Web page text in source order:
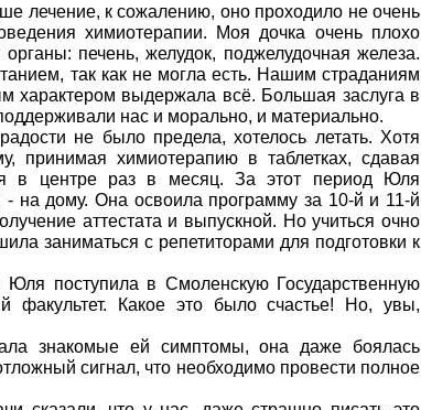
лечение, к сожалению, оно проходило не очень
химиотерапии. Моя дочка очень плохо
печень, желудок, поджелудочная железа.
так как не могла есть. Нашим страданиям
выдержала всё. Большая заслуга в
нас и морально, и материально.
не было предела, хотелось летать. Хотя
принимая химиотерапию в таблетках, сдавая
в центре раз в месяц. За этот период Юля
на дому. Она освоила программу за 10-й и 11-й
аттестата и выпускной. Но учиться очно
заниматься с репетиторами для подготовки к
поступила в Смоленскую Государственную
факультет. Какое это было счастье! Но, увы,
знакомые ей симптомы, она даже боялась
сигнал, что необходимо провести полное